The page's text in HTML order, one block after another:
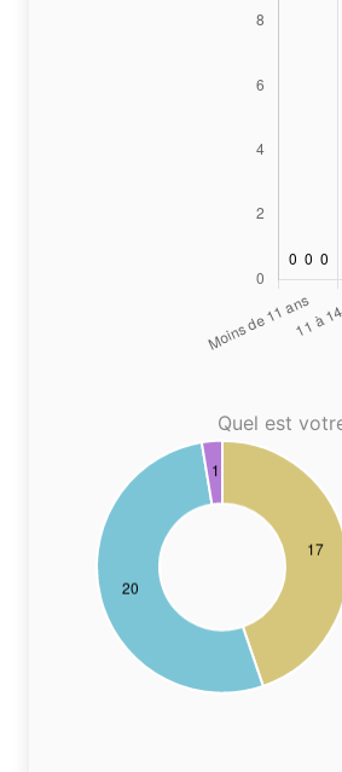
Quel est